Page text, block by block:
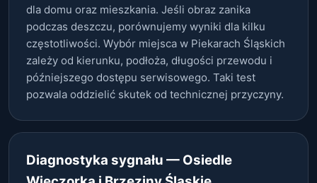
dla domu oraz mieszkania. Jeśli obraz zanika
podczas deszczu, porównujemy wyniki dla kilku
częstotliwości. Wybór miejsca w Piekarach Śląskich
zależy od kierunku, podłoża, długości przewodu i
późniejszego dostępu serwisowego. Taki test
pozwala oddzielić skutek od technicznej przyczyny.
Diagnostyka sygnału — Osiedle